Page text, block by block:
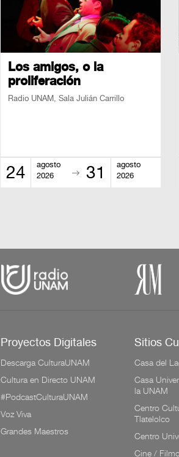
Los amigos, o la
proliferación
Radio UNAM, Sala Julián Carrillo
24
agosto
2026
31
agosto
2026
Proyectos Digitales
Descarga CulturaUNAM
Cultura en Directo UNAM
#PodcastCulturaUNAM
Voz Viva
Grandes Maestros
Sitios
Casa del
Casa
la UNAM
Centro
Tlatelolco
Centro
Cine /